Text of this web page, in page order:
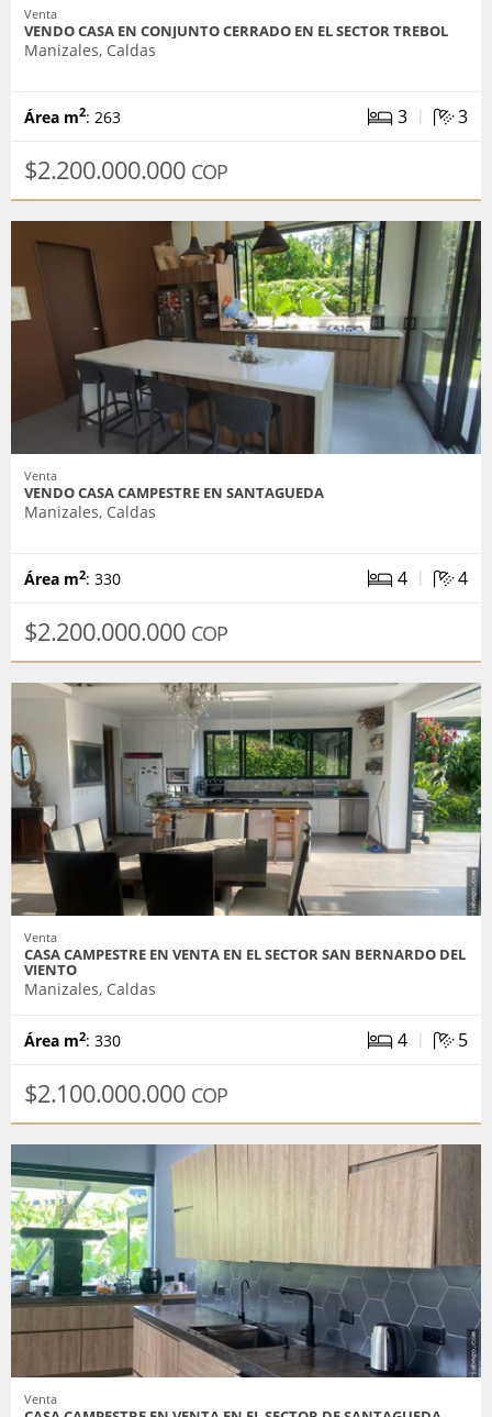
Venta
VENDO CASA EN CONJUNTO CERRADO EN EL SECTOR TREBOL
Manizales, Caldas
Área m2: 263 3 | 3
$2.200.000.000 COP
Venta
VENDO CASA CAMPESTRE EN SANTAGUEDA
Manizales, Caldas
Área m2: 330 4 | 4
$2.200.000.000 COP
Venta
CASA CAMPESTRE EN VENTA EN EL SECTOR SAN BERNARDO DEL
VIENTO
Manizales, Caldas
Área m2: 330 4 | 5
$2.100.000.000 COP
Venta